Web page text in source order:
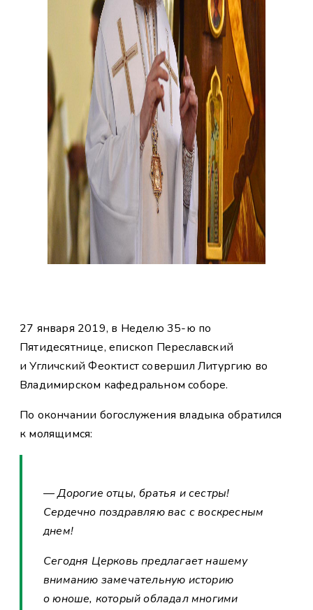
27 января 2019, в Неделю 35-ю по
Пятидесятнице, епископ Переславский
и Угличский Феоктист совершил Литургию во
Владимирском кафедральном соборе.
По окончании богослужения владыка обратился
к молящимся:
— Дорогие отцы, братья и сестры!
Сердечно поздравляю вас с воскресным
днем!
Сегодня Церковь предлагает нашему
вниманию замечательную историю
о юноше, который обладал многими